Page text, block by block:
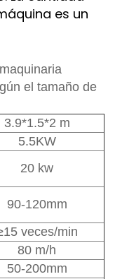
es un
el tamaño de
3.9*1.5*2 m
5.5KW
20 kw
90-120mm
veces/min
80 m/h
50-200mm